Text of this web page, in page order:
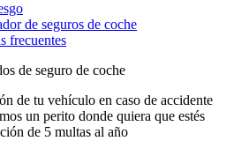
de seguros de coche
frecuentes
de seguro de coche
de tu vehículo en caso de accidente
un perito donde quiera que estés
de 5 multas al año